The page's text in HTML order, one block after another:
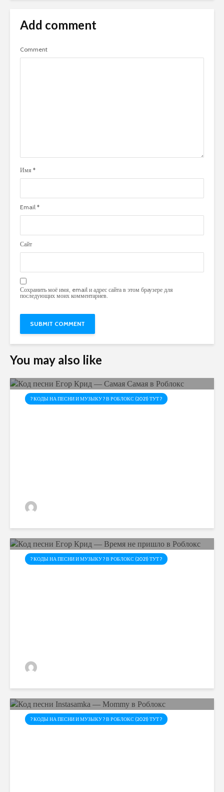
Add comment
Comment
Имя *
Email *
Сайт
Сохранить моё имя, email и адрес сайта в этом браузере для
последующих моих комментариев.
You may also like
? КОДЫ НА ПЕСНИ И МУЗЫКУ ? В РОБЛОКС (2021) ТУТ ?
? КОДЫ НА ПЕСНИ И МУЗЫКУ ? В РОБЛОКС (2021) ТУТ ?
? КОДЫ НА ПЕСНИ И МУЗЫКУ ? В РОБЛОКС (2021) ТУТ ?